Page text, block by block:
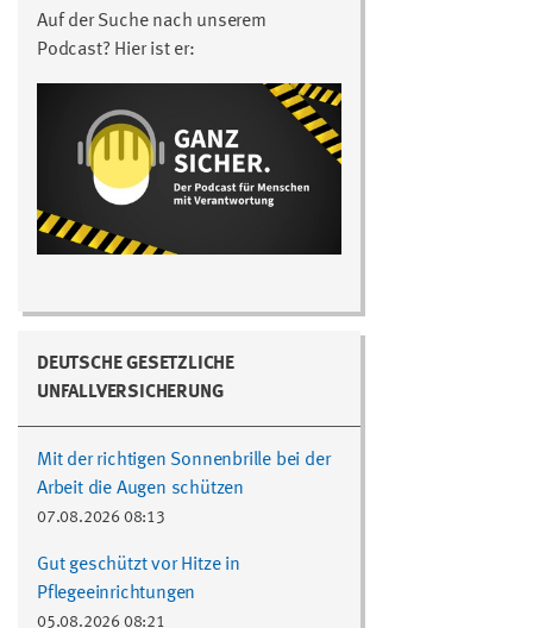
Auf der Suche nach unserem
Podcast? Hier ist er:
DEUTSCHE GESETZLICHE
UNFALLVERSICHERUNG
Mit der richtigen Sonnenbrille bei der
Arbeit die Augen schützen
07.08.2026 08:13
Gut geschützt vor Hitze in
Pflegeeinrichtungen
05.08.2026 08:21